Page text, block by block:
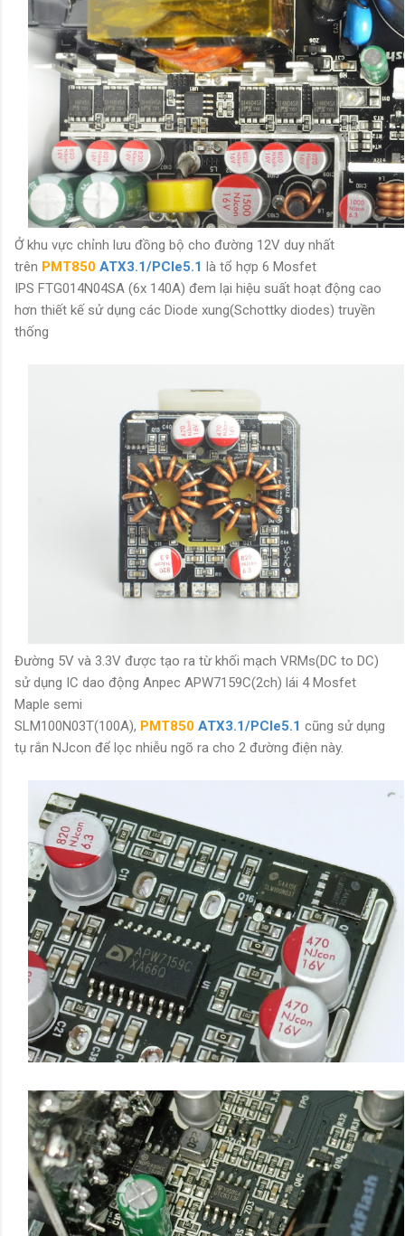
Ở khu vực chỉnh lưu đồng bộ cho đường 12V duy nhất
trên PMT850 ATX3.1/PCIe5.1 là tổ hợp 6 Mosfet
IPS FTG014N04SA (6x 140A) đem lại hiệu suất hoạt động cao
hơn thiết kế sử dụng các Diode xung(Schottky diodes) truyền
thống
Đường 5V và 3.3V được tạo ra từ khối mạch VRMs(DC to DC)
sử dụng IC dao động Anpec APW7159C(2ch) lái 4 Mosfet
Maple semi
SLM100N03T(100A), PMT850 ATX3.1/PCIe5.1 cũng sử dụng
tụ rắn NJcon để lọc nhiễu ngõ ra cho 2 đường điện này.